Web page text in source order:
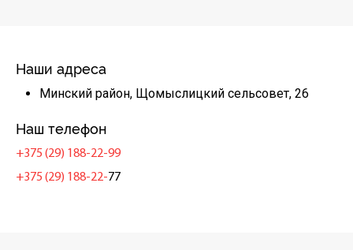
Наши адреса
Минский район, Щомыслицкий сельсовет, 26
Наш телефон
+375 (29) 188-22-99
+375 (29) 188-22-77